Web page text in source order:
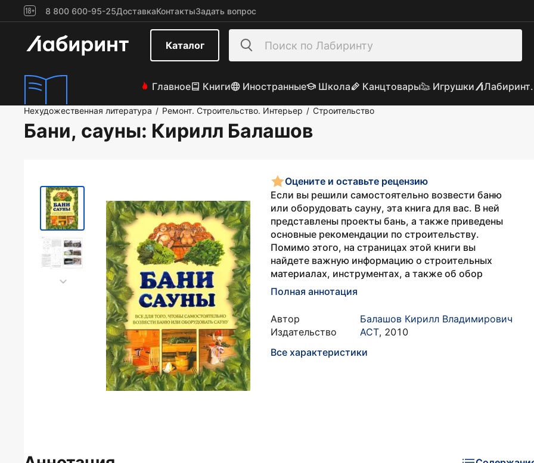
8 800 600-95-25ДоставкаКонтактыЗадать вопрос
Каталог
Главное Книги Иностранные Школа Канцтовары Игрушки
Нехудожественная литература / Ремонт. Строительство. Интерьер / Строительство
Бани, сауны: Кирилл Балашов
Оцените и оставьте рецензию
Если вы решили самостоятельно возвести баню
или оборудовать сауну, эта книга для вас. В ней
представлены проекты бань, а также приведены
основные рекомендации по строительству.
Помимо этого, на страницах этой книги вы
найдете важную информацию о строительных
материалах, инструментах, а также об обор
Полная аннотация
Автор
Балашов Кирилл Владимирович
Издательство
АСТ, 2010
Все характеристики